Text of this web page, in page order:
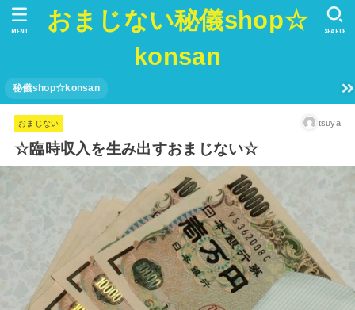
おまじない秘儀shop☆
konsan
秘儀shop☆konsan
SEARCH
MENU
おまじない tsuya
☆臨時収入を生み出すおまじない☆